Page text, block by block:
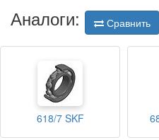
Аналоги: Сравнить
618/7 SKF